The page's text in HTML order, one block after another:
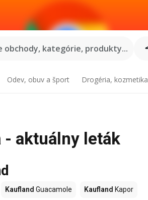
obchody, kategórie, produkty...
Odev, obuv a šport Drogéria, kozmetika
aktuálny leták
Kaufland Guacamole Kaufland Kapor